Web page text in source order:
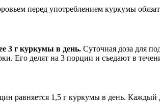
перед употреблением куркумы
3 г куркумы в день. Суточная доза для
Его делят на 3 порции и съедают в
равняется 1,5 г куркумы в день.